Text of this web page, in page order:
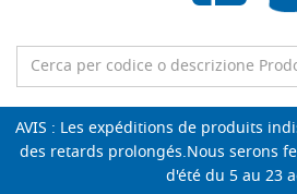
Liste de
AVIS : Les expéditions de produits
des retards prolongés.Nous serons
d'été du 5 au 23